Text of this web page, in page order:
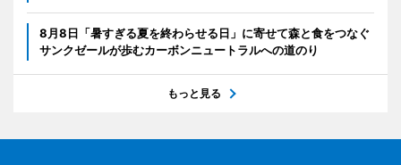
8月8日「暑すぎる夏を終わらせる日」に寄せて森と食をつなぐ
サンクゼールが歩むカーボンニュートラルへの道のり
もっと見る